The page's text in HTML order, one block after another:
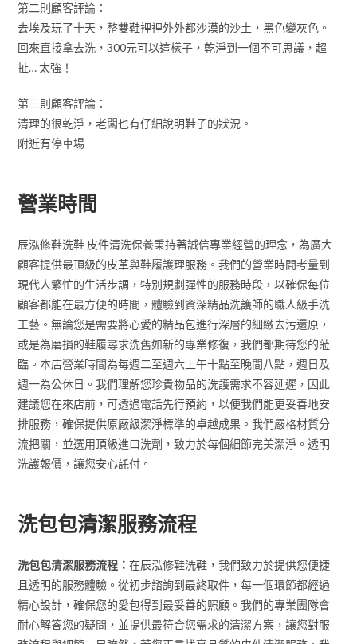
第二則顧客評論：
去埃及玩了十天，整雙鞋裡裡外外都沙漠的沙土，黑色變灰色。
回來直接拿去洗，300元可以這樣子，乾淨到一個不可思議，超
扯… 太強！
第三則顧客評論：
清理的很乾淨，老闆也有仔細說明鞋子的狀況。
附近有停車場
營業時間
辰泓修鞋洗鞋 皮件清洗保養秉持著誠信專業經營的理念，為廣大
顧客提供最頂級的皮革與鞋履護理服務。我們的營業時間考量到
現代人繁忙的生活步調，特別規劃彈性的服務時段，以確保每位
顧客都能在最方便的時間，體驗到資深精品洗護師的職人級手洗
工藝。無論您是需要將心愛的精品包進行深層的細緻去污還原，
或是為磨損的鞋履尋求洗舊如新的專業修復，我們都期待您的蒞
臨。本店營業時間為每週二至週六上午十點至晚間八點，週日及
週一為公休日。我們理解您珍貴物品的洗護需求不容延遲，因此
建議您在來店前，可透過電話先行預約，以便我們能更妥善地安
排服務，確保提供原廠級潔淨標準的卓越成果。我們嚴格材質分
流把關，並選用頂級進口洗劑，致力於每個細節完美潔淨。透明
洗護報價，讓您安心託付。
洗包包清潔服務流程
洗包包清潔服務流程：在辰泓修鞋洗鞋，我們致力於提供您便捷
且透明的服務體驗。從初步諮詢到最終取件，每一個環節都經過
精心設計，確保您的愛包得到最妥善的照顧。我們的專業團隊會
耐心解答您的疑問，並提供最符合您需求的清潔方案，讓您對服